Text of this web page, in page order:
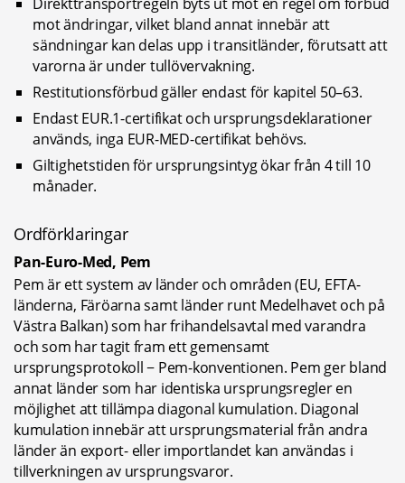
mot ändringar, vilket bland annat innebär att
sändningar kan delas upp i transitländer, förutsatt att
varorna är under tullövervakning.
Restitutionsförbud gäller endast för kapitel 50–63.
Endast EUR.1-certifikat och ursprungsdeklarationer
används, inga EUR-MED-certifikat behövs.
Giltighetstiden för ursprungsintyg ökar från 4 till 10
månader.
Ordförklaringar
Pan-Euro-Med, Pem
Pem är ett system av länder och områden (EU, EFTA-
länderna, Färöarna samt länder runt Medelhavet och på
Västra Balkan) som har frihandelsavtal med varandra
och som har tagit fram ett gemensamt
ursprungsprotokoll − Pem-konventionen. Pem ger bland
annat länder som har identiska ursprungsregler en
möjlighet att tillämpa diagonal kumulation. Diagonal
kumulation innebär att ursprungsmaterial från andra
länder än export- eller importlandet kan användas i
tillverkningen av ursprungsvaror.